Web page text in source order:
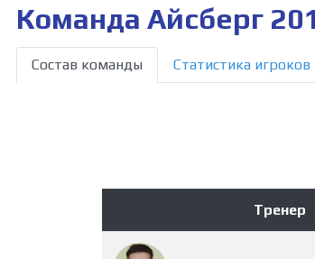
Команда Айсберг
Состав команды Статистика игроков
Тренер